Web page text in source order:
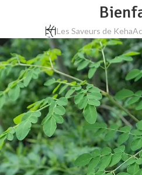
Les Saveurs de Keha